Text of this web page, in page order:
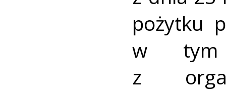
pożytku
w tym
z